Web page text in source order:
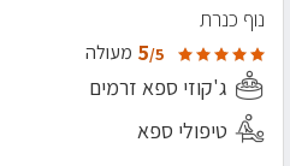
נוף כנרת
5/5 מעולה
ג'קוזי ספא זרמים
טיפולי ספא